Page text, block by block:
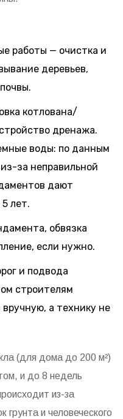
работы — очистка и
деревьев,
котлована/
дренажа.
воды: по данным
за неправильной
дают
лет.
обвязка
если нужно.
и подвода
строителям
а технику не
(для дома до 200 м²)
и до 8 недель
из-за
и человеческого